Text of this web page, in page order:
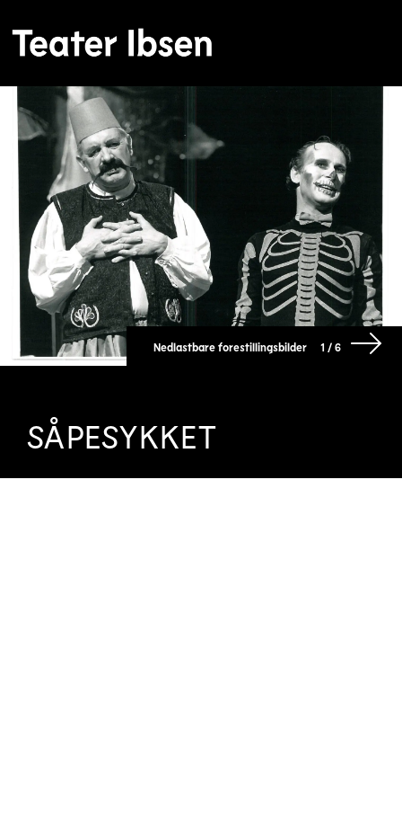
Nedlastbare forestillingsbilder 1 / 6
SÅPESYKKET